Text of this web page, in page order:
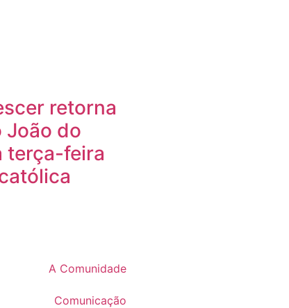
retorna
João do
terça-feira
A Comunidade
Comunicação